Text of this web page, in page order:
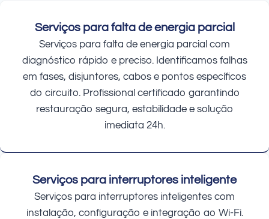
Serviços para falta de energia parcial
Serviços para falta de energia parcial com
diagnóstico rápido e preciso. Identificamos falhas
em fases, disjuntores, cabos e pontos específicos
do circuito. Profissional certificado garantindo
restauração segura, estabilidade e solução
imediata 24h.
Serviços para interruptores inteligente
Serviços para interruptores inteligentes com
instalação, configuração e integração ao Wi-Fi.